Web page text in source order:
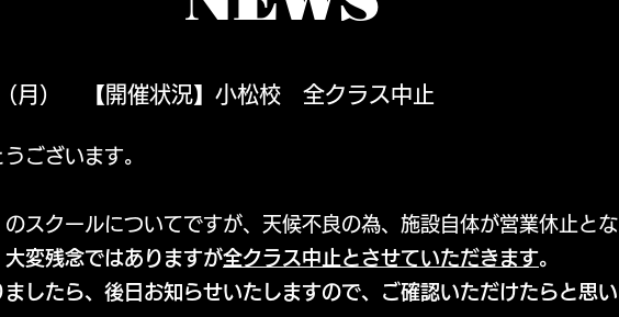
月） 【開催状況】小松校 全クラス中止
ございます。
スクールについてですが、天候不良の為、施設自体が営業休止とな
大変残念ではありますが全クラス中止とさせていただきます。 ​
したら、後日お知らせいたしますので、ご確認いただけたらと思い